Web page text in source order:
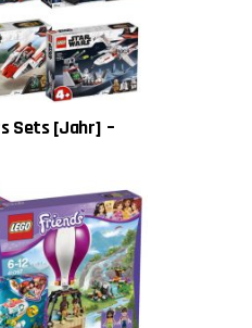
Sets [Jahr] –